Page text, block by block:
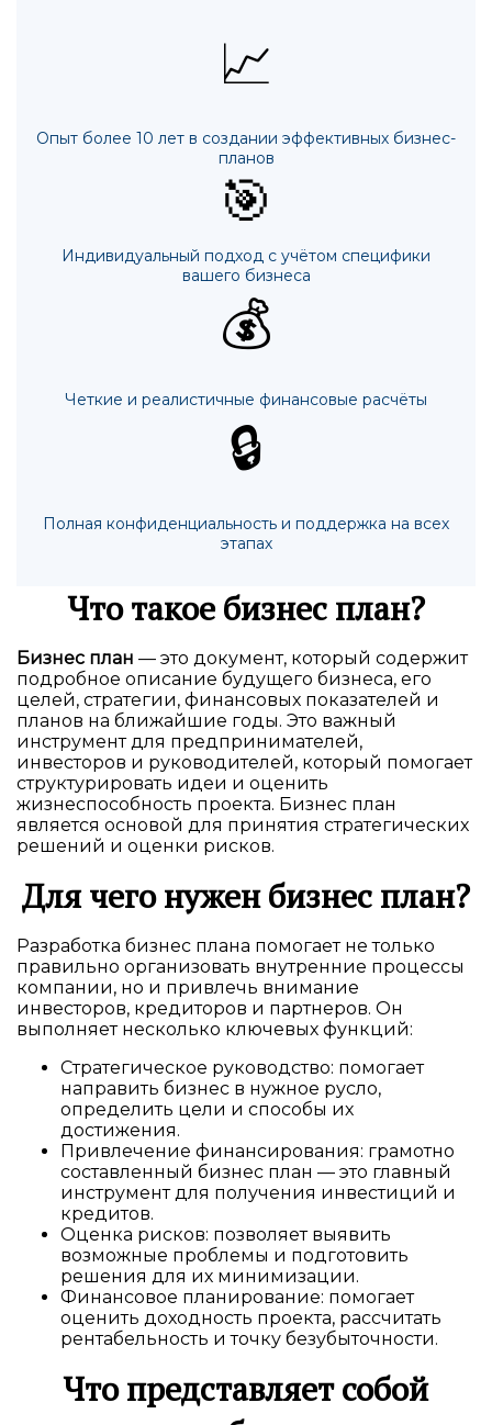
📈
Опыт более 10 лет в создании эффективных бизнес-
планов
🎯
Индивидуальный подход с учётом специфики
вашего бизнеса
💰
Четкие и реалистичные финансовые расчёты
🔒
Полная конфиденциальность и поддержка на всех
этапах
Что такое бизнес план?
Бизнес план — это документ, который содержит
подробное описание будущего бизнеса, его
целей, стратегии, финансовых показателей и
планов на ближайшие годы. Это важный
инструмент для предпринимателей,
инвесторов и руководителей, который помогает
структурировать идеи и оценить
жизнеспособность проекта. Бизнес план
является основой для принятия стратегических
решений и оценки рисков.
Для чего нужен бизнес план?
Разработка бизнес плана помогает не только
правильно организовать внутренние процессы
компании, но и привлечь внимание
инвесторов, кредиторов и партнеров. Он
выполняет несколько ключевых функций:
Стратегическое руководство: помогает
направить бизнес в нужное русло,
определить цели и способы их
достижения.
Привлечение финансирования: грамотно
составленный бизнес план — это главный
инструмент для получения инвестиций и
кредитов.
Оценка рисков: позволяет выявить
возможные проблемы и подготовить
решения для их минимизации.
Финансовое планирование: помогает
оценить доходность проекта, рассчитать
рентабельность и точку безубыточности.
Что представляет собой